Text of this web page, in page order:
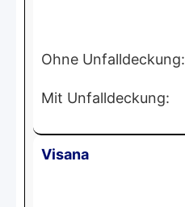
Ohne Unfalldeckung:
Mit Unfalldeckung:
Visana